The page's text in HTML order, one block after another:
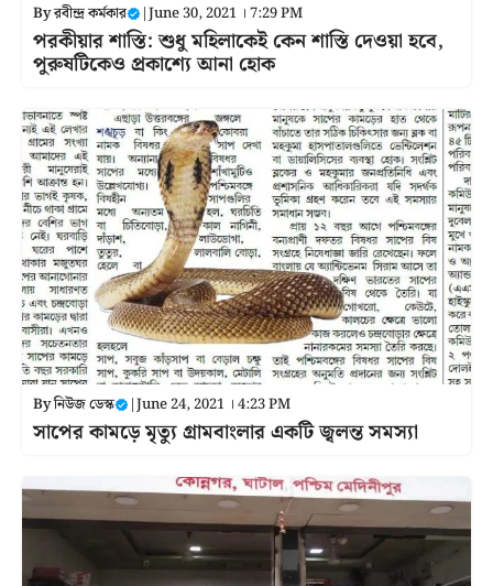
Byরবীন্দ্র কর্মকার |June 30, 2021 । 7:29 PM
পরকীয়ার শাস্তি: শুধু মহিলাকেই কেন শাস্তি দেওয়া হবে,
পুরুষটিকেও প্রকাশ্যে আনা হোক
Byনিউজ ডেস্ক |June 24, 2021 । 4:23 PM
সাপের কামড়ে মৃত্যু গ্রামবাংলার একটি জ্বলন্ত সমস্যা